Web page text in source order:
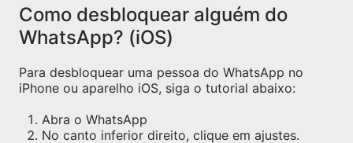
Como desbloquear alguém do
WhatsApp? (iOS)
Para desbloquear uma pessoa do WhatsApp no
iPhone ou aparelho iOS, siga o tutorial abaixo:
Abra o WhatsApp
No canto inferior direito, clique em ajustes.